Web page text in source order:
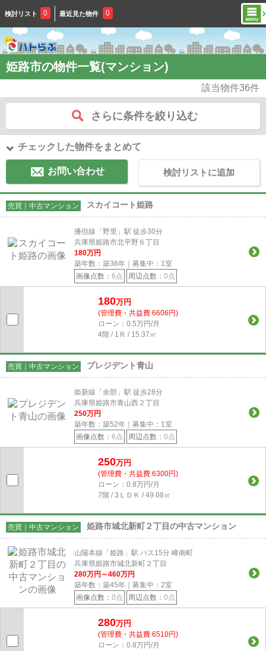
検討リスト 0 最近見た物件 0
姫路市の物件一覧(マンション)
該当物件36件
さらに条件を絞り込む
チェックした物件をまとめて
お問い合わせ 検討リストに追加
売買｜中古マンション スカイコート姫路
播但線「野里」駅 徒歩30分
兵庫県姫路市北平野６丁目
180万円
築年数：築36年｜募集中： 1室
画像点数： 6点 周辺点数： 0点
180万円
(管理費・共益費 6606円)
ローン：0.5万円/月
4階 / 1Ｒ / 15.37㎡
売買｜中古マンション プレジデント青山
姫新線「余部」駅 徒歩28分
兵庫県姫路市青山西２丁目
250万円
築年数：築52年｜募集中： 1室
画像点数： 6点 周辺点数： 0点
250万円
(管理費・共益費 6300円)
ローン：0.8万円/月
7階 / 3ＬＤＫ / 49.08㎡
売買｜中古マンション 姫路市城北新町２丁目の中古マンション
山陽本線「姫路」駅 バス15分 峰南町
兵庫県姫路市城北新町２丁目
280万円～460万円
築年数：築45年｜募集中： 2室
画像点数： 0点 周辺点数： 0点
280万円
(管理費・共益費 6510円)
ローン：0.8万円/月